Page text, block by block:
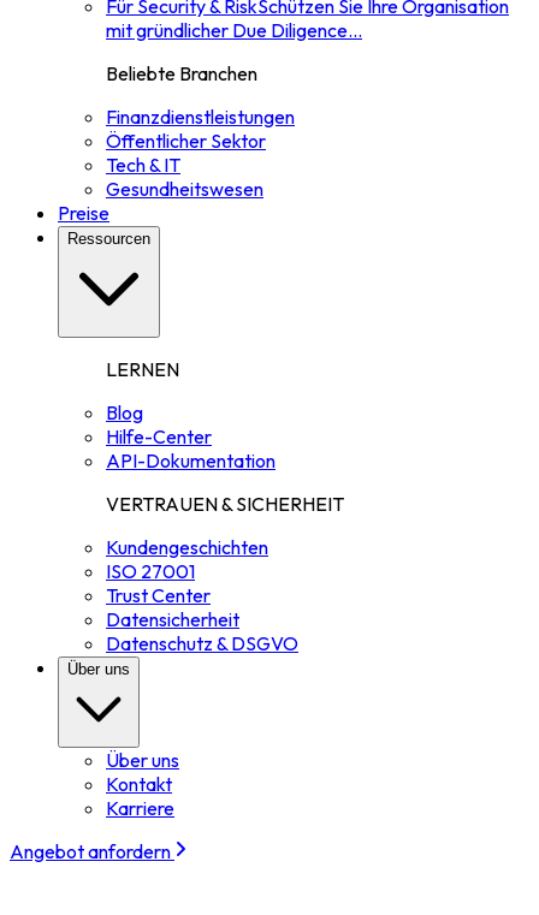
Für Security & RiskSchützen Sie Ihre Organisation
mit gründlicher Due Diligence...
Beliebte Branchen
Finanzdienstleistungen
Öffentlicher Sektor
Tech & IT
Gesundheitswesen
Preise
Ressourcen
LERNEN
Blog
Hilfe-Center
API-Dokumentation
VERTRAUEN & SICHERHEIT
Kundengeschichten
ISO 27001
Trust Center
Datensicherheit
Datenschutz & DSGVO
Über uns
Über uns
Kontakt
Karriere
Angebot anfordern